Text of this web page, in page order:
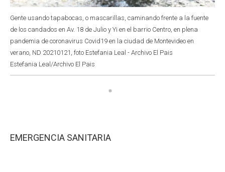
Gente usando tapabocas, o mascarillas, caminando frente a la fuente
de los candados en Av. 18 de Julio y Yi en el barrio Centro, en plena
pandemia de coronavirus Covid19 en la ciudad de Montevideo en
verano, ND 20210121, foto Estefania Leal - Archivo El Pais
Estefania Leal/Archivo El Pais
EMERGENCIA SANITARIA